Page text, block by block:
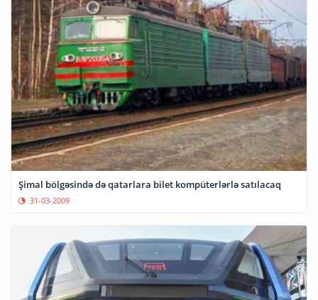
Şimal bölgəsində də qatarlara bilet kompüterlərlə satılacaq
31-03-2009